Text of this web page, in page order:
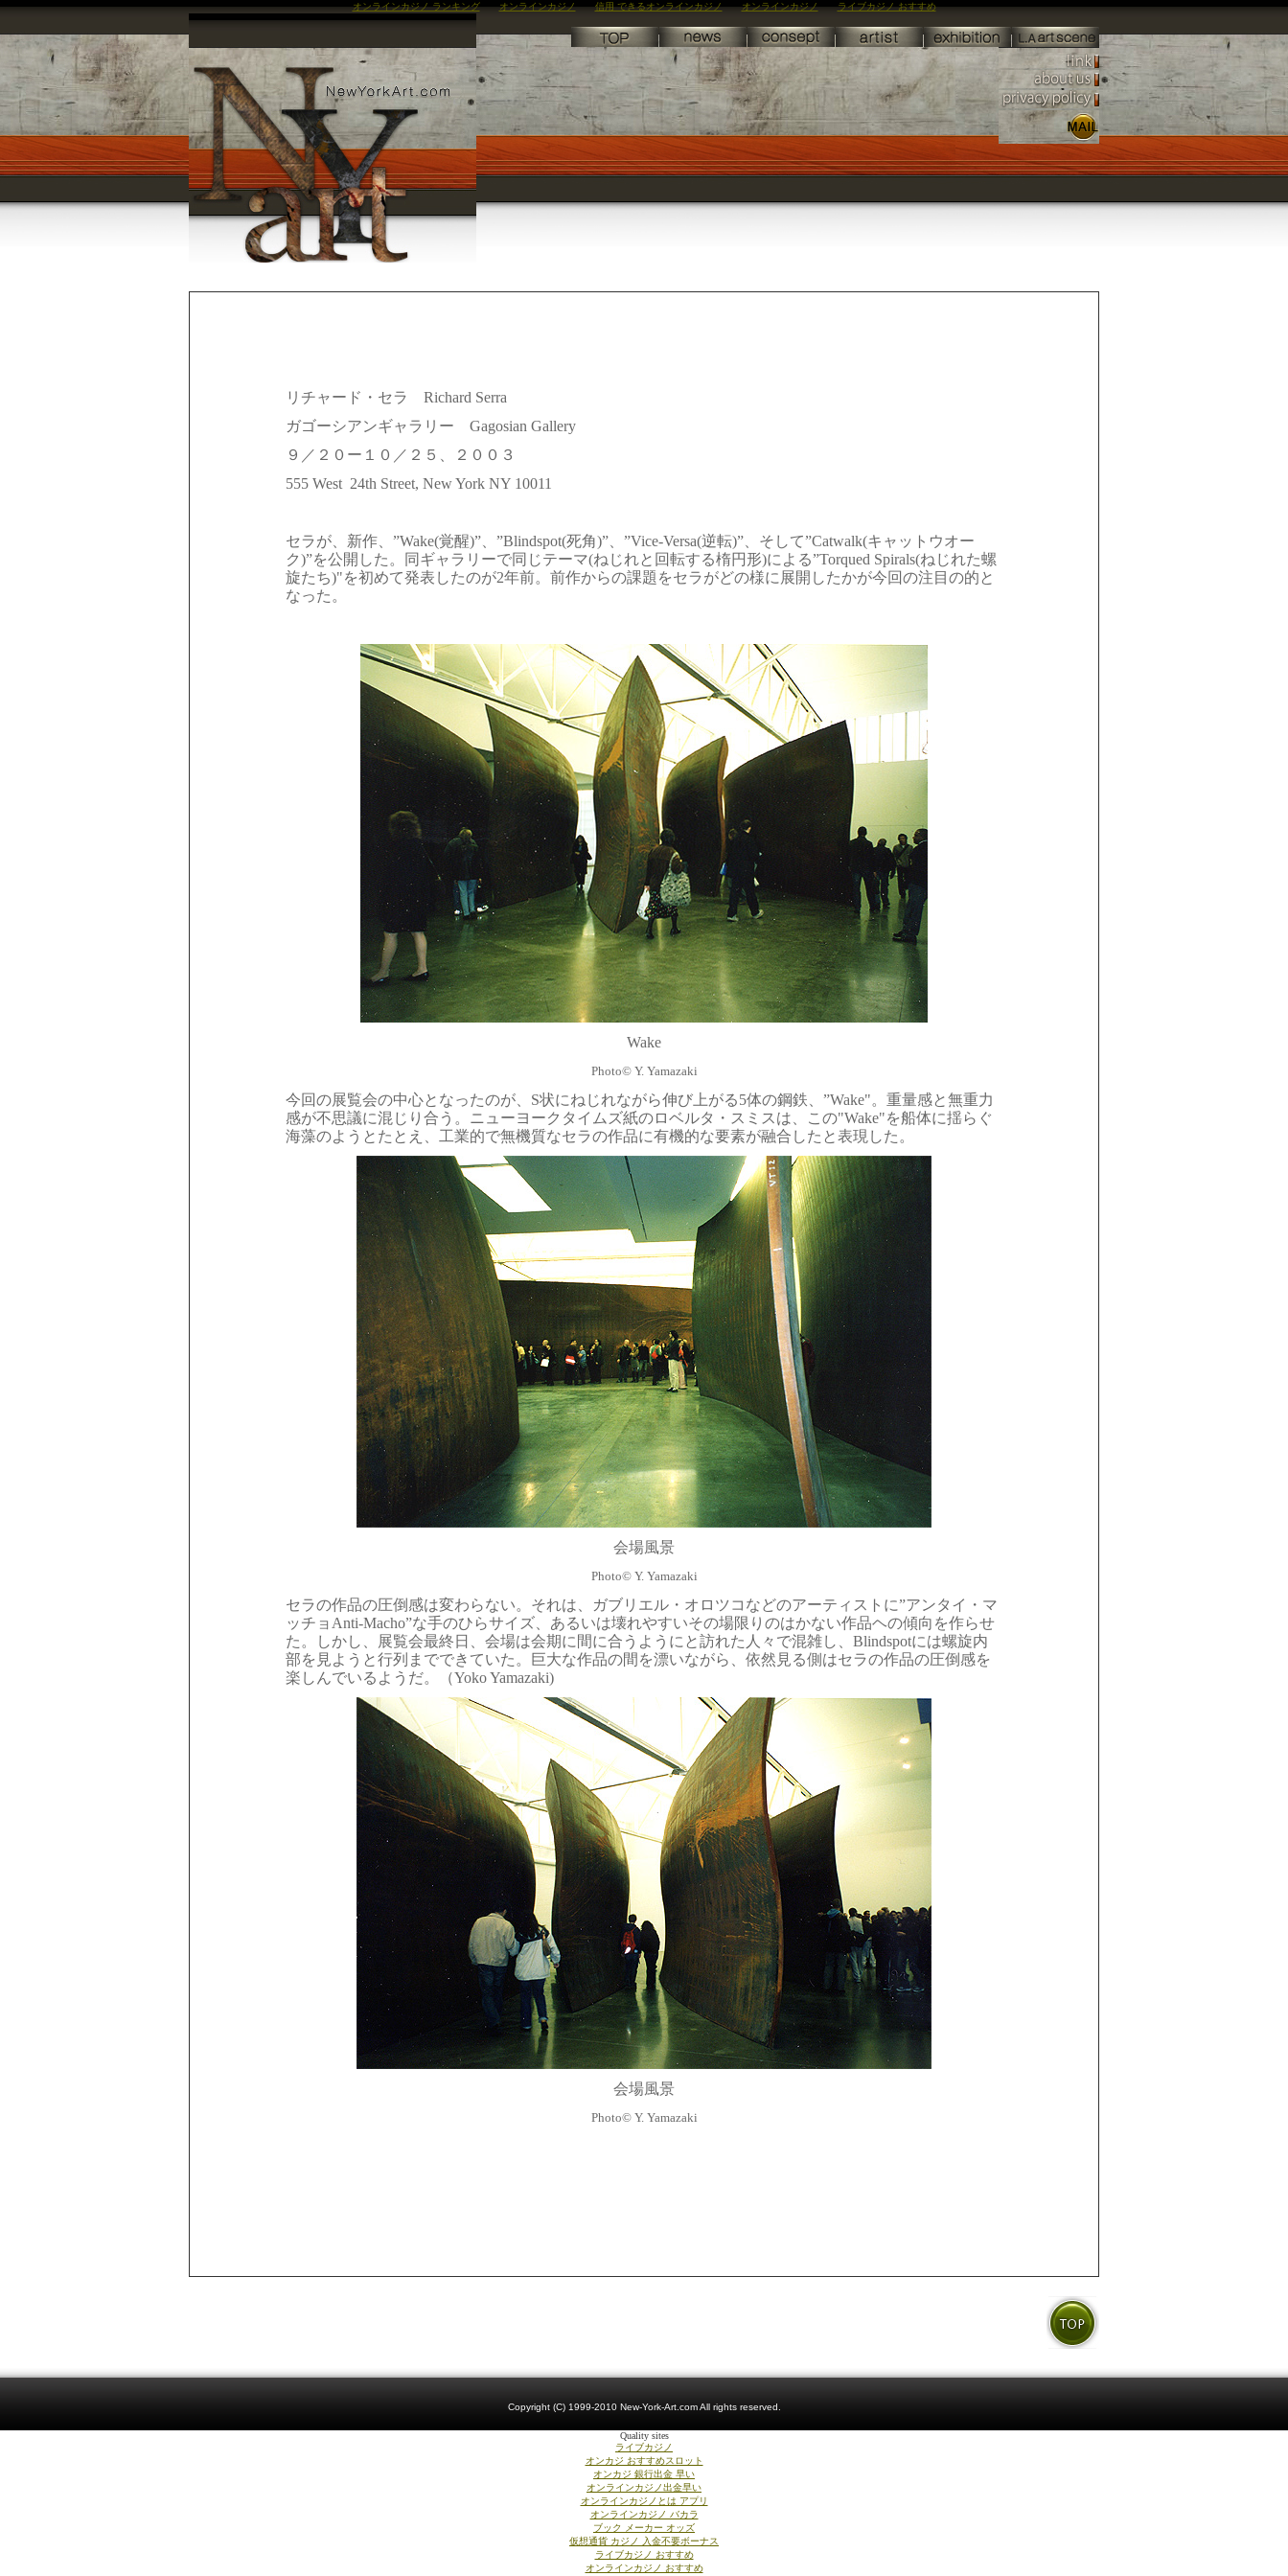
オンラインカジノ ランキング オンラインカジノ 信用 できるオンラインカジノ オンラインカジノ ライブカジノ おすすめ
リチャード・セラ Richard Serra
ガゴーシアンギャラリー Gagosian Gallery
９／２０ー１０／２５、２００３
555 West 24th Street, New York NY 10011
セラが、新作、”Wake(覚醒)”、”Blindspot(死角)”、”Vice-Versa(逆転)”、そして”Catwalk(キャットウオー
ク)”を公開した。同ギャラリーで同じテーマ(ねじれと回転する楕円形)による”Torqued Spirals(ねじれた螺
旋たち)"を初めて発表したのが2年前。前作からの課題をセラがどの様に展開したかが今回の注目の的と
なった。
Wake
Photo©Y. Yamazaki
今回の展覧会の中心となったのが、 S状にねじれながら伸び上がる5体の鋼鉄、”Wake"。重量感と無重力
感が不思議に混じり合う。ニューヨークタイムズ紙のロベルタ・スミスは、この"Wake"を船体に揺らぐ
海藻のようとたとえ、工業的で無機質なセラの作品に有機的な要素が融合したと表現した。
会場風景
Photo©Y. Yamazaki
セラの作品の圧倒感は変わらない。それは、ガブリエル・オロツコなどのアーティストに”アンタイ・マ
ッチョ Anti-Macho”な手のひらサイズ、あるいは壊れやすいその場限りのはかない作品ヘの傾向を作らせ
た。しかし、展覧会最終日、会場は会期に間に合うようにと訪れた人々で混雑し、Blindspotには螺旋内
部を見ようと行列までできていた。巨大な作品の間を漂いながら、依然見る側はセラの作品の圧倒感を
楽しんでいるようだ。（Yoko Yamazaki)
会場風景
Photo©Y. Yamazaki
Copyright (C) 1999-2010 New-York-Art.com All rights reserved.
Quality sites
ライブカジノ
オンカジ おすすめスロット
オンカジ 銀行出金 早い
オンラインカジノ出金早い
オンラインカジノとは アプリ
オンラインカジノ バカラ
ブック メーカー オッズ
仮想通貨 カジノ 入金不要ボーナス
ライブカジノ おすすめ
オンラインカジノ おすすめ